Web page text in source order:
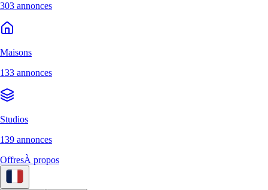
303 annonces
Maisons
133 annonces
Studios
139 annonces
OffresÀ propos